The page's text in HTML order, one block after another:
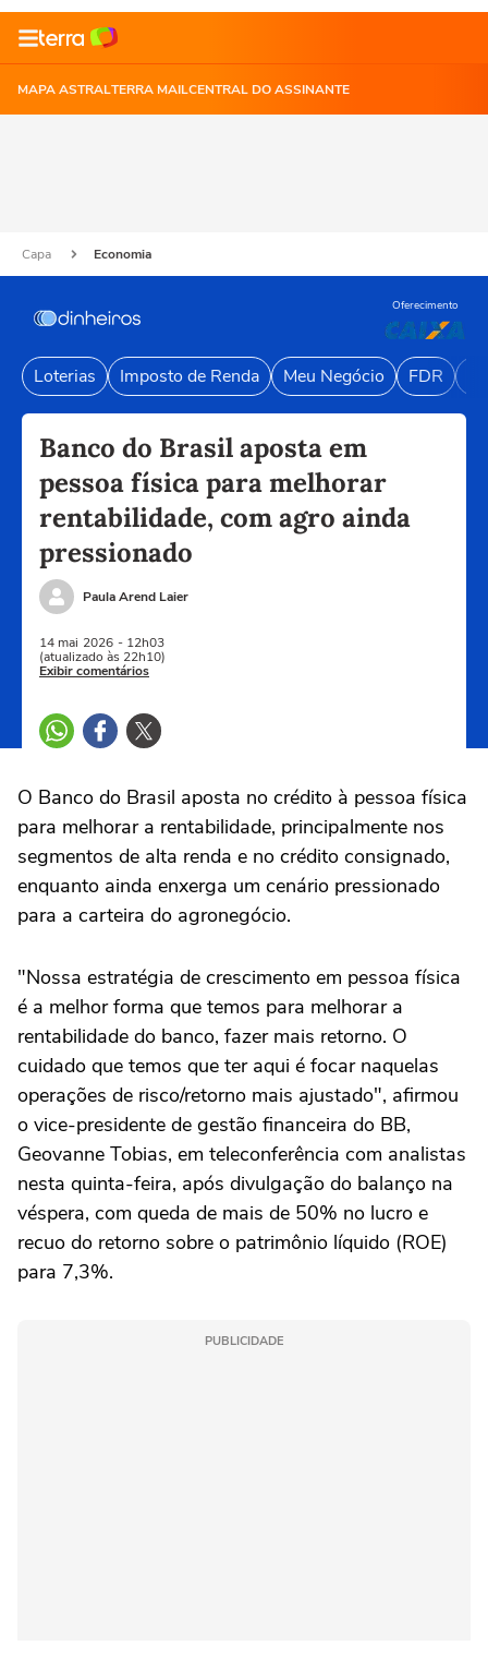
MAPA ASTRALTERRA MAILCENTRAL DO ASSINANTE
Capa Economia
Oferecimento
Loterias Imposto de Renda Meu Negócio FDR
Banco do Brasil aposta em
pessoa física para melhorar
rentabilidade, com agro ainda
pressionado
Paula Arend Laier
14 mai 2026 - 12h03
(atualizado às 22h10)
Exibir comentários
O Banco do Brasil aposta no crédito à pessoa física
para melhorar a rentabilidade, principalmente nos
segmentos de alta renda ‌e no crédito consignado,
enquanto ainda enxerga um cenário pressionado
para a carteira do agronegócio.
"Nossa estratégia de crescimento em pessoa física
é a melhor forma que temos para melhorar a
rentabilidade do banco, fazer mais retorno. O
cuidado que temos que ter aqui é focar naquelas
operações de risco/retorno mais ajustado", afirmou
o vice-presidente de gestão financeira do BB,
Geovanne Tobias, em teleconferência com analistas
nesta quinta-feira, após divulgação do balanço na
véspera, com queda de mais de 50% no lucro e
recuo do retorno sobre o patrimônio líquido (ROE)
para 7,3%.
PUBLICIDADE